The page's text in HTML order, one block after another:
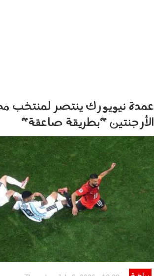
عمدة نيويورك ينتصر
الأرجنتين "بطريقة صاعقة"
090702.jpg